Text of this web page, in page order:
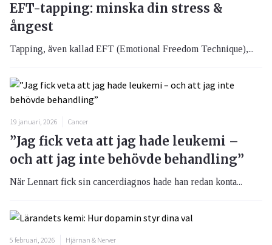
EFT-tapping: minska din stress &
ångest
Tapping, även kallad EFT (Emotional Freedom Technique),...
19 januari, 2026 Cancer
”Jag fick veta att jag hade leukemi –
och att jag inte behövde behandling”
När Lennart fick sin cancerdiagnos hade han redan konta...
5 februari, 2026 Hjärnan & Nerver